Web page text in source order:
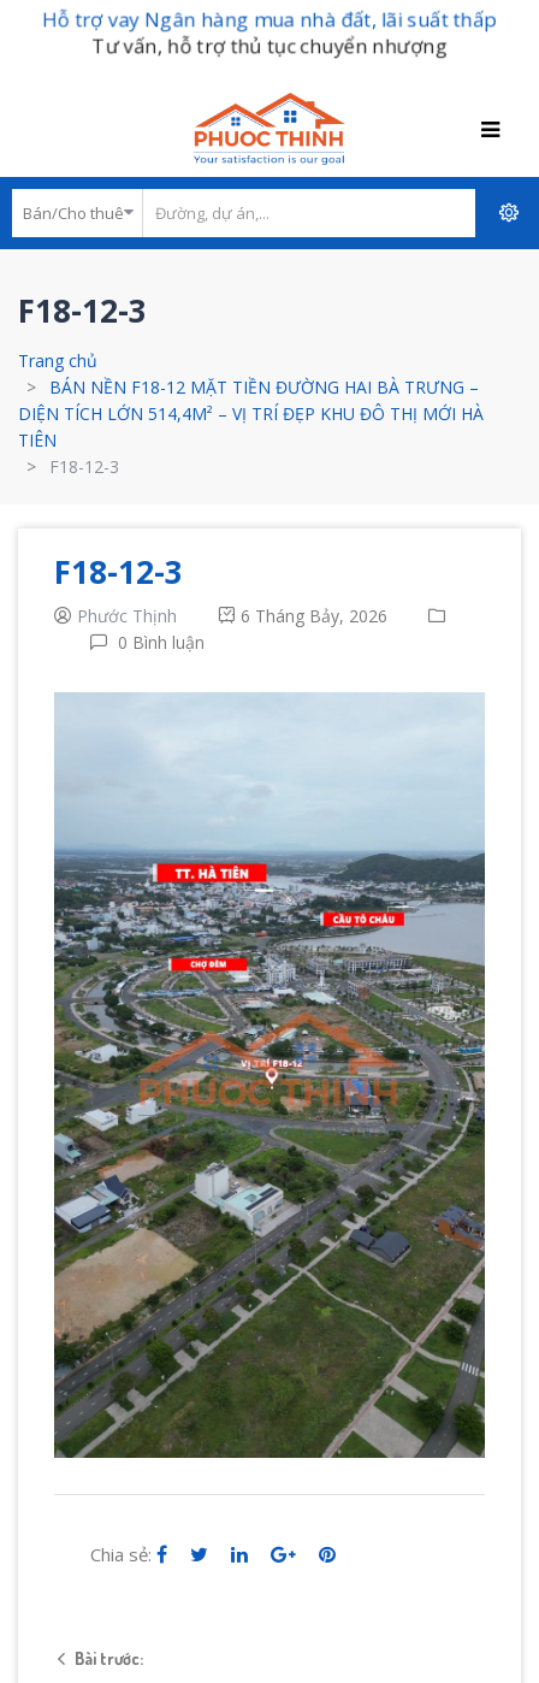
Hỗ trợ vay Ngân hàng mua nhà đất, lãi suất thấp
Tư vấn, hỗ trợ thủ tục chuyển nhượng
F18-12-3
Trang chủ
BÁN NỀN F18-12 MẶT TIỀN ĐƯỜNG HAI BÀ TRƯNG –
DIỆN TÍCH LỚN 514,4M² – VỊ TRÍ ĐẸP KHU ĐÔ THỊ MỚI HÀ
TIÊN
F18-12-3
F18-12-3
Phước Thịnh
6 Tháng Bảy, 2026
0 Bình luận
Chia sẻ:
Bài trước: